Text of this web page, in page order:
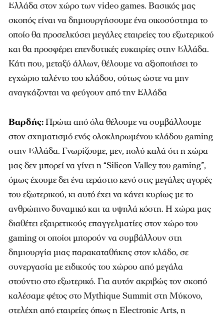
Ελλάδα στον χώρο των video games. Βασικός μας
σκοπός είναι να δημιουργήσουμε ένα οικοσύστημα το
οποίο θα προσελκύσει μεγάλες εταιρείες του εξωτερικού
και θα προσφέρει επενδυτικές ευκαιρίες στην Ελλάδα.
Κάτι που, μεταξύ άλλων, θέλουμε να αξιοποιήσει το
εγχώριο ταλέντο του κλάδου, ούτως ώστε να μην
αναγκάζονται να φεύγουν από την Ελλάδα
Βαρδής:Πρώτα από όλα θέλουμε να συμβάλλουμε
στον σχηματισμό ενός ολοκληρωμένου κλάδου gaming
στην Ελλάδα. Γνωρίζουμε, μεν, πολύ καλά ότι η χώρα
μας δεν μπορεί να γίνει η “Silicon Valley του gaming”,
όμως έχουμε δει ένα τεράστιο κενό στις μεγάλες αγορές
του εξωτερικού, κι αυτό έχει να κάνει κυρίως με το
ανθρώπινο δυναμικό και τα υψηλά κόστη. Η χώρα μας
διαθέτει εξαιρετικούς επαγγελματίες στον χώρο του
gaming οι οποίοι μπορούν να συμβάλλουν στη
δημιουργία μιας παρακαταθήκης στον κλάδο, σε
συνεργασία με ειδικούς του χώρου από μεγάλα
στούντιο στο εξωτερικό. Για αυτόν ακριβώς τον σκοπό
καλέσαμε φέτος στο Mythique Summit στη Μύκονο,
στελέχη από εταιρείες όπως η Electronic Arts, η